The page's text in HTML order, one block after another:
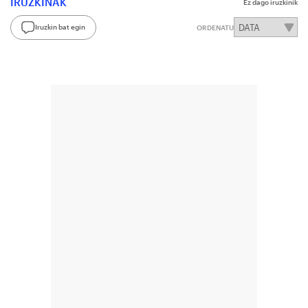
Ez dago iruzkinik
Iruzkin bat egin ORDENATU